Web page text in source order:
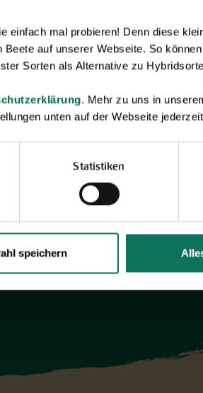
einfach mal probieren! Denn diese
auf unserer Webseite. So
Sorten als Alternative zu
. Mehr zu uns in
unten auf der Webseite
Statistiken
speichern
2026
Sie unsere Neuheiten
bis hin zu neuen